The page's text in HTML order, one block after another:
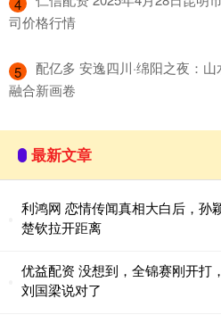
4
司价格行情
5
配亿多 安逸四川·绵阳之夜：
融合新画卷
最新文章
利鸿网 恋情传闻真相大白后，孙
楚钦拉开距离
优益配资 没想到，全锦赛刚开打
刘国梁说对了